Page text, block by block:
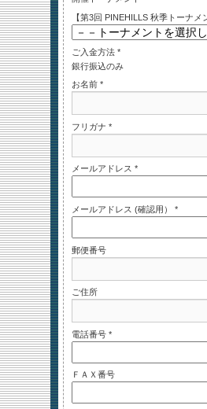
【第3回 PINEHILLS 秋季トーナメ
ご入金方法 *
銀行振込のみ
お名前 *
フリガナ *
メールアドレス *
メールアドレス (確認用） *
郵便番号
ご住所
電話番号 *
ＦＡＸ番号